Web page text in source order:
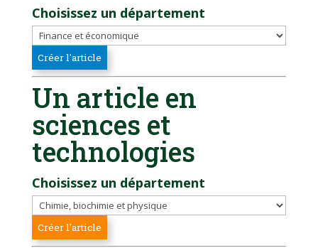
Choisissez un département
Un article en
sciences et
technologies
Choisissez un département